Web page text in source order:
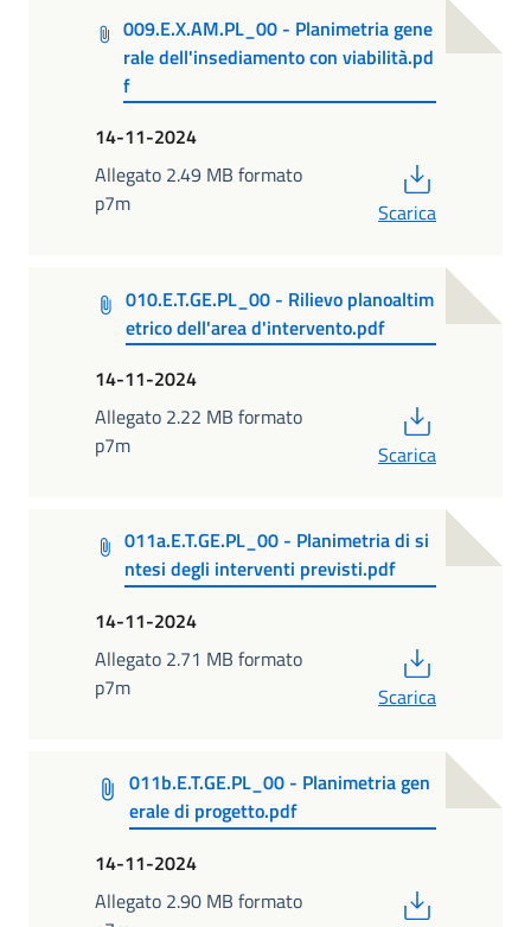
009.E.X.AM.PL_00 - Planimetria gene
rale dell'insediamento con viabilità.pd
f
14-11-2024
Allegato 2.49 MB formato
p7m
Scarica
010.E.T.GE.PL_00 - Rilievo planoaltim
etrico dell'area d'intervento.pdf
14-11-2024
Allegato 2.22 MB formato
p7m
Scarica
011a.E.T.GE.PL_00 - Planimetria di si
ntesi degli interventi previsti.pdf
14-11-2024
Allegato 2.71 MB formato
p7m
Scarica
011b.E.T.GE.PL_00 - Planimetria gen
erale di progetto.pdf
14-11-2024
Allegato 2.90 MB formato